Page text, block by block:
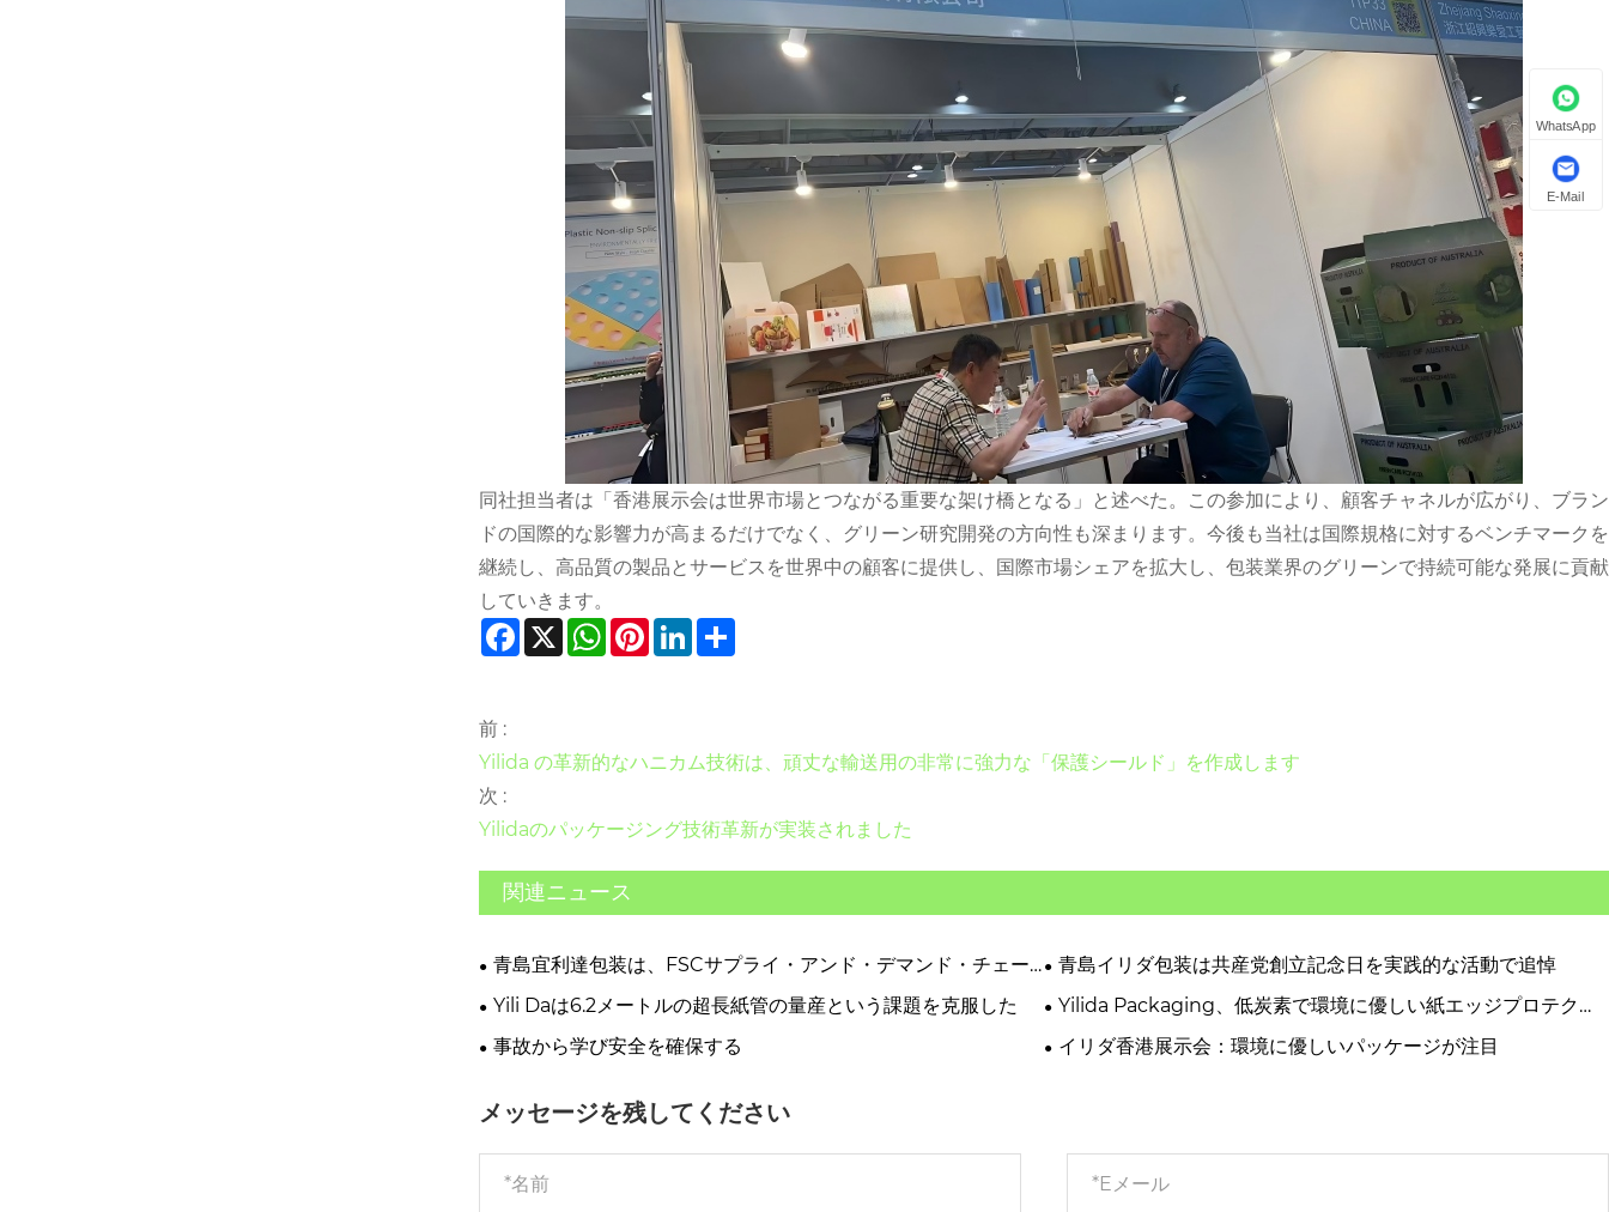
同社担当者は「香港展示会は世界市場とつながる重要な架け橋となる」と述べた。この参加により、顧客チャネルが広がり、ブラン
ドの国際的な影響力が高まるだけでなく、グリーン研究開発の方向性も深まります。今後も当社は国際規格に対するベンチマークを
継続し、高品質の製品とサービスを世界中の顧客に提供し、国際市場シェアを拡大​​し、包装業界のグリーンで持続可能な発展に貢献
していきます。
Facebook
X WhatsApp
Pinterest
LinkedIn
前 :
Yilida の革新的なハニカム技術は、頑丈な輸送用の非常に強力な「保護シールド」を作成します
次 :
Yilidaのパッケージング技術革新が実装されました
関連ニュース
青島宜利達包装は、FSCサプライ・アンド・デマンド・チェー
ン・マネジメント・システムに関する特別トレーニングを実施し
ました。
青島イリダ包装は共産党創立記念日を実践的な活動で追悼
Yili Daは6.2メートルの超長紙管の量産という課題を克服した
Yilida Packaging、低炭素で環境に優しい紙エッジプロテクタ
ーソリューションを開発
事故から学び安全を確保する イリダ香港展示会：環境に優しいパッケージが注目
メッセージを残してください
WhatsApp
E-Mail